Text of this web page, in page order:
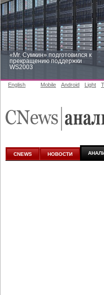
«Mr. Сумкин» подготовился к
прекращению поддержки
WS2003
аналитике
English Mobile Android Light
CNEWS НОВОСТИ